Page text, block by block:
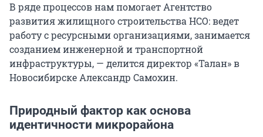
В ряде процессов нам помогает Агентство
развития жилищного строительства НСО: ведет
работу с ресурсными организациями, занимается
созданием инженерной и транспортной
инфраструктуры, — делится директор «Талан» в
Новосибирске Александр Самохин.
Природный фактор как основа
идентичности микрорайона